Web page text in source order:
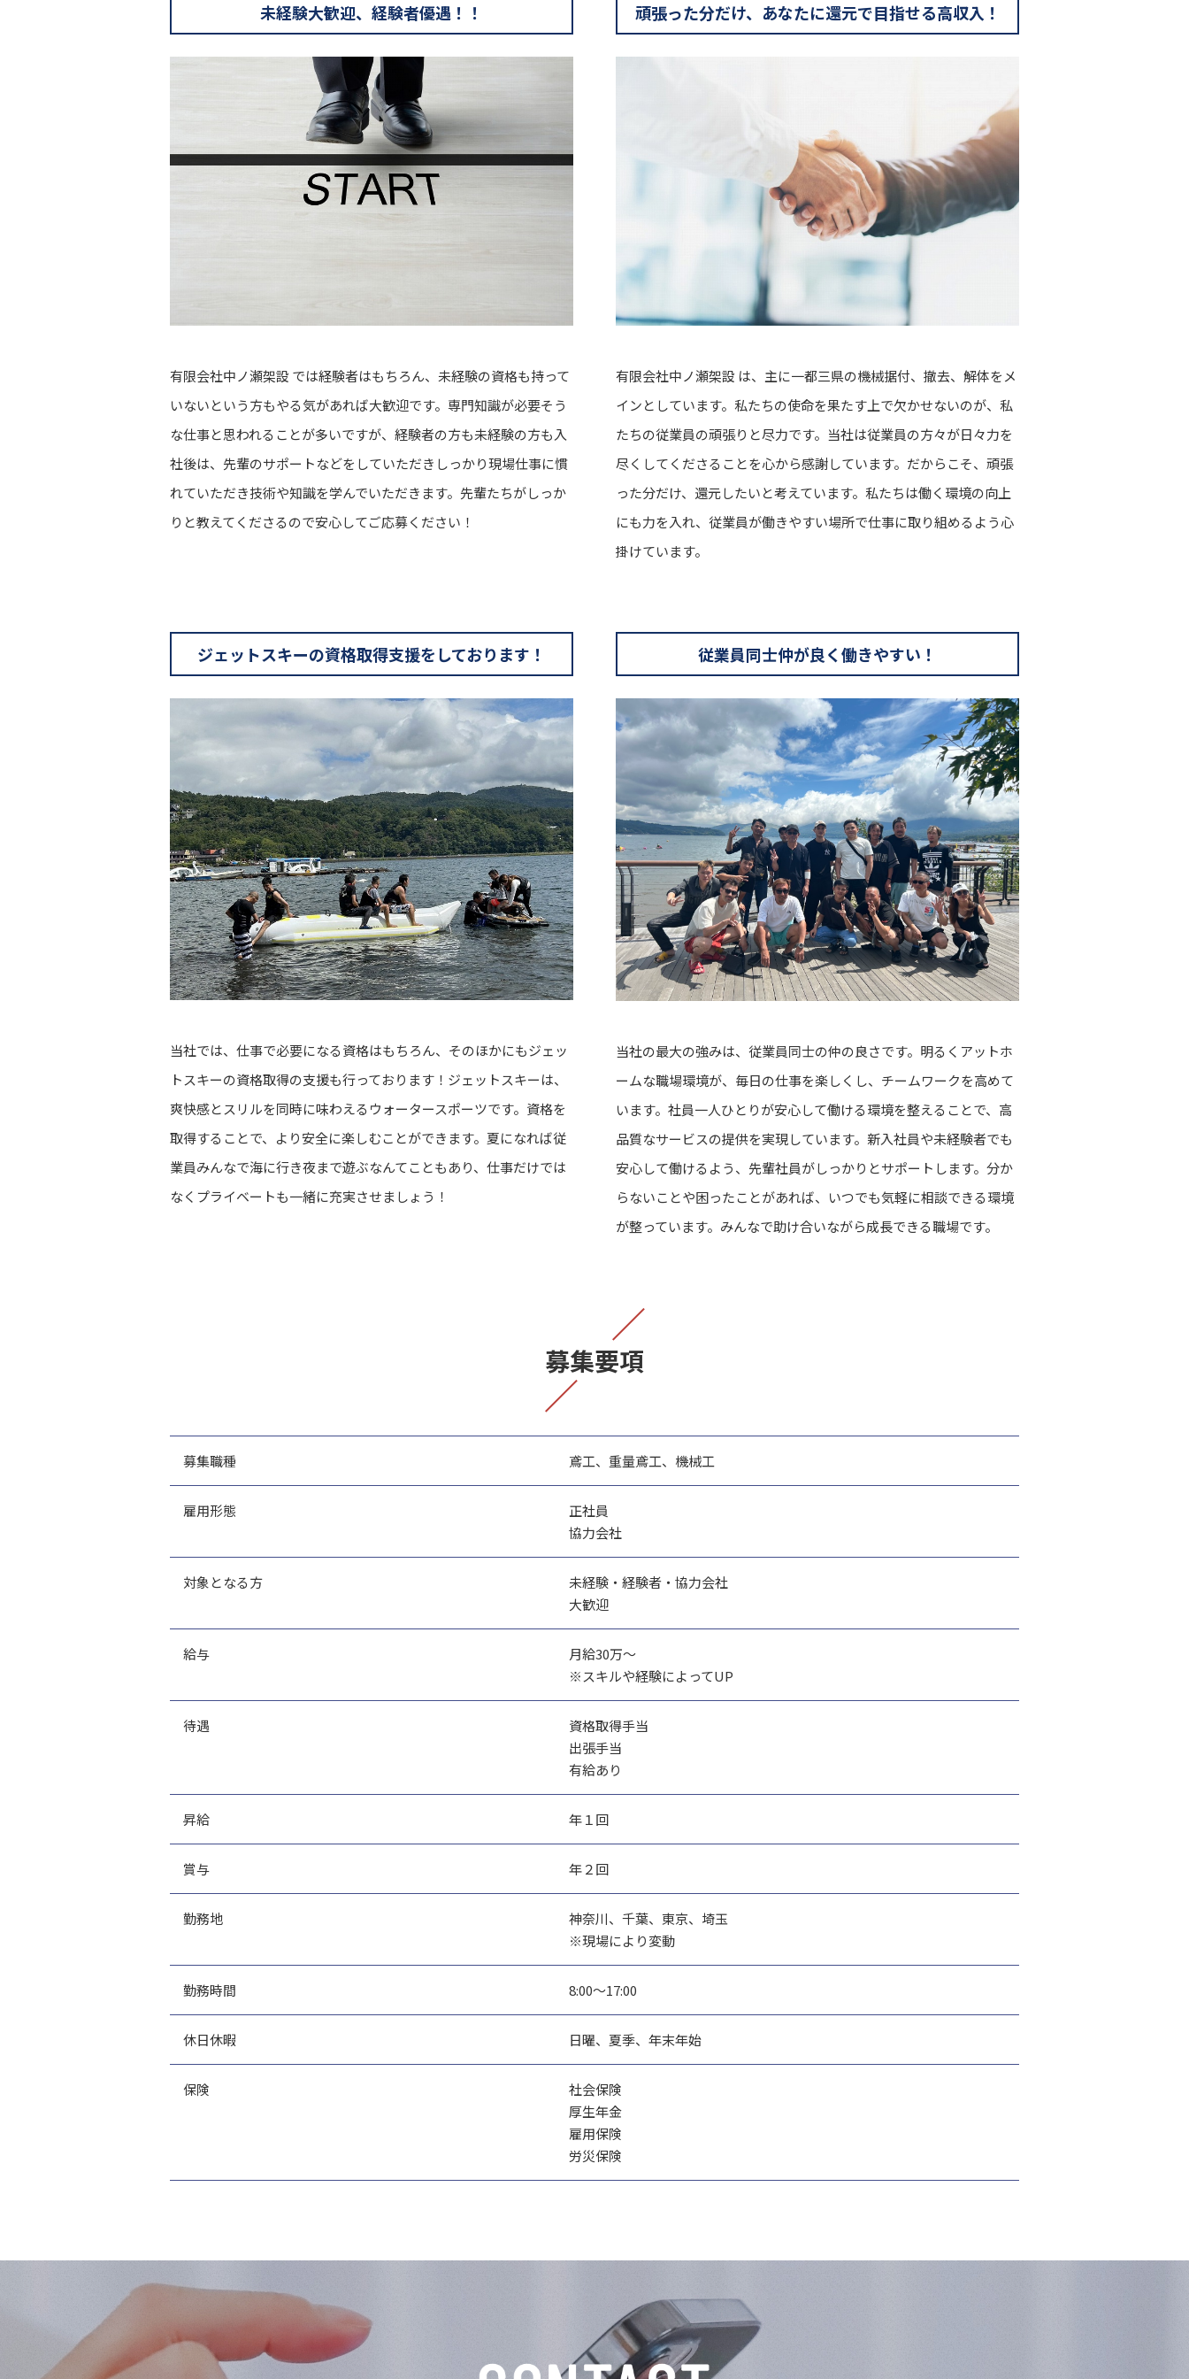
未経験大歓迎、経験者優遇！！
有限会社中ノ瀬架設 では経験者はもちろん、未経験の資格も持って
いないという方もやる気があれば大歓迎です。専門知識が必要そう
な仕事と思われることが多いですが、経験者の方も未経験の方も入
社後は、先輩のサポートなどをしていただきしっかり現場仕事に慣
れていただき技術や知識を学んでいただきます。先輩たちがしっか
りと教えてくださるので安心してご応募ください！
頑張った分だけ、あなたに還元で目指せる高収入！
有限会社中ノ瀬架設 は、主に一都三県の機械据付、撤去、解体をメ
インとしています。私たちの使命を果たす上で欠かせないのが、私
たちの従業員の頑張りと尽力です。当社は従業員の方々が日々力を
尽くしてくださることを心から感謝しています。だからこそ、頑張
った分だけ、還元したいと考えています。私たちは働く環境の向上
にも力を入れ、従業員が働きやすい場所で仕事に取り組めるよう心
掛けています。
ジェットスキーの資格取得支援をしております！
当社では、仕事で必要になる資格はもちろん、そのほかにもジェッ
トスキーの資格取得の支援も行っております！ジェットスキーは、
爽快感とスリルを同時に味わえるウォータースポーツです。資格を
取得することで、より安全に楽しむことができます。夏になれば従
業員みんなで海に行き夜まで遊ぶなんてこともあり、仕事だけでは
なくプライベートも一緒に充実させましょう！
従業員同士仲が良く働きやすい！
当社の最大の強みは、従業員同士の仲の良さです。明るくアットホ
ームな職場環境が、毎日の仕事を楽しくし、チームワークを高めて
います。社員一人ひとりが安心して働ける環境を整えることで、高
品質なサービスの提供を実現しています。新入社員や未経験者でも
安心して働けるよう、先輩社員がしっかりとサポートします。分か
らないことや困ったことがあれば、いつでも気軽に相談できる環境
が整っています。みんなで助け合いながら成長できる職場です。
募集要項
募集職種 鳶工、重量鳶工、機械工
雇用形態
正社員
協力会社
対象となる方
未経験・経験者・協力会社
大歓迎
給与
月給30万～
※スキルや経験によってUP
待遇
資格取得手当
出張手当
有給あり
昇給 年１回
賞与 年２回
勤務地
神奈川、千葉、東京、埼玉
※現場により変動
勤務時間 8:00～17:00
休日休暇 日曜、夏季、年末年始
保険
社会保険
厚生年金
雇用保険
労災保険